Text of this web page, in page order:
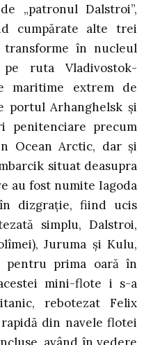
„patronul Dalstroi”,
cumpărate alte trei
transforme în nucleul
ruta Vladivostok-
maritime extrem de
portul Arhanghelsk şi
penitenciare precum
Ocean Arctic, dar şi
situat deasupra
au fost numite Iagoda
dizgraţie, fiind ucis
simplu, Dalstroi,
Juruma şi Kulu,
pentru prima oară în
mini-flote i s-a
rebotezat Felix
din navele flotei